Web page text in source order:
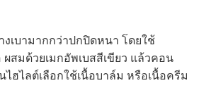
งเบามากกว่าปกปิดหนา โดยใช้
ผสมด้วยเมกอัพเบสสีเขียว แล้วคอน
ฮไลต์เลือกใช้เนื้อบาล์ม หรือเนื้อครีม